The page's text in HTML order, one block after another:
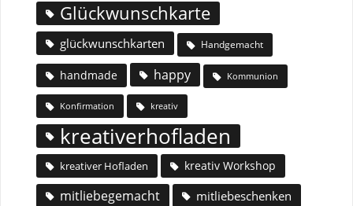
Glückwunschkarte
glückwunschkarten Handgemacht
handmade happy Kommunion
Konfirmation kreativ
kreativerhofladen
kreativer Hofladen kreativ Workshop
mitliebegemacht
mitliebeschenken